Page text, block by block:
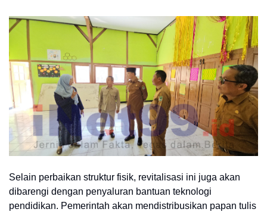
Selain perbaikan struktur fisik, revitalisasi ini juga akan
dibarengi dengan penyaluran bantuan teknologi
pendidikan. Pemerintah akan mendistribusikan papan tulis